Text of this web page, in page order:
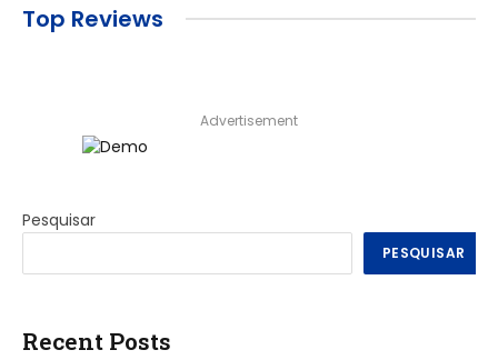
Top Reviews
Advertisement
Pesquisar
PESQUISAR
Recent Posts